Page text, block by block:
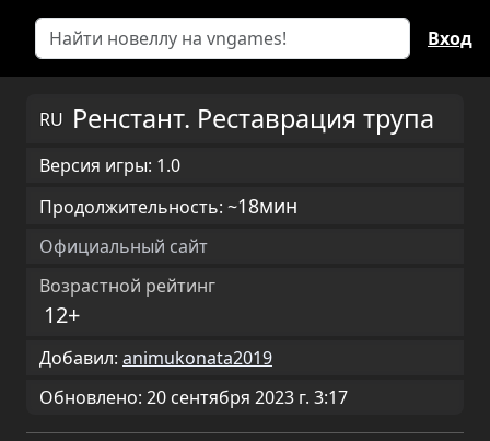
Вход
RU Ренстант. Реставрация трупа
Версия игры: 1.0
Продолжительность: ~18мин
Официальный сайт
Возрастной рейтинг
12+
Добавил: animukonata2019
Обновлено: 20 сентября 2023 г. 3:17